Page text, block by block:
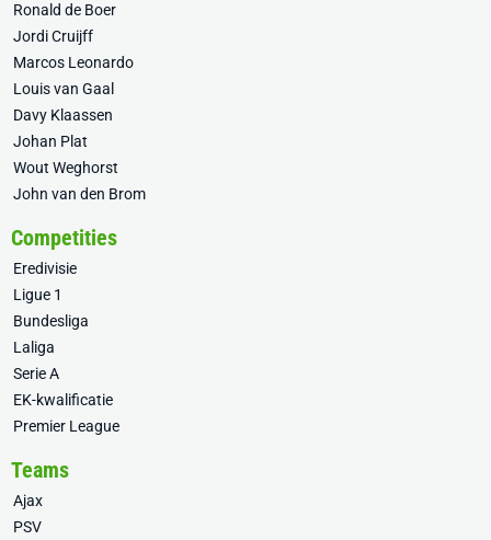
Ronald de Boer
Jordi Cruijff
Marcos Leonardo
Louis van Gaal
Davy Klaassen
Johan Plat
Wout Weghorst
John van den Brom
Competities
Eredivisie
Ligue 1
Bundesliga
Laliga
Serie A
EK-kwalificatie
Premier League
Teams
Ajax
PSV